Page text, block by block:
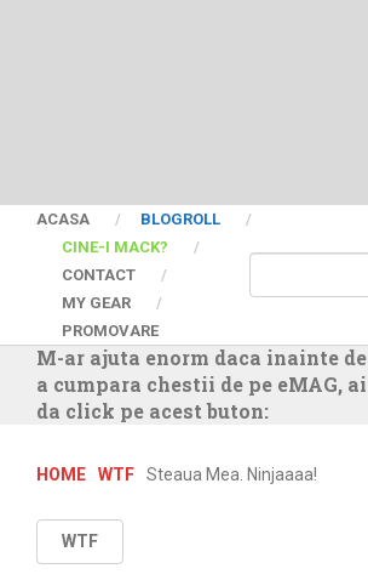
ACASA
BLOGROLL
CINE-I MACK?
CONTACT
MY GEAR
PROMOVARE
M-ar ajuta enorm daca inainte de
a cumpara chestii de pe eMAG, ai
da click pe acest buton:
HOME WTF Steaua Mea. Ninjaaaa!
WTF